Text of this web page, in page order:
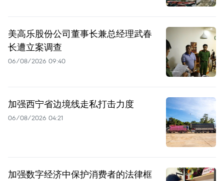
美高乐股份公司董事长兼总经理武春
长遭立案调查
06/08/2026 09:40
加强西宁省边境线走私打击力度
06/08/2026 04:21
加强数字经济中保护消费者的法律框